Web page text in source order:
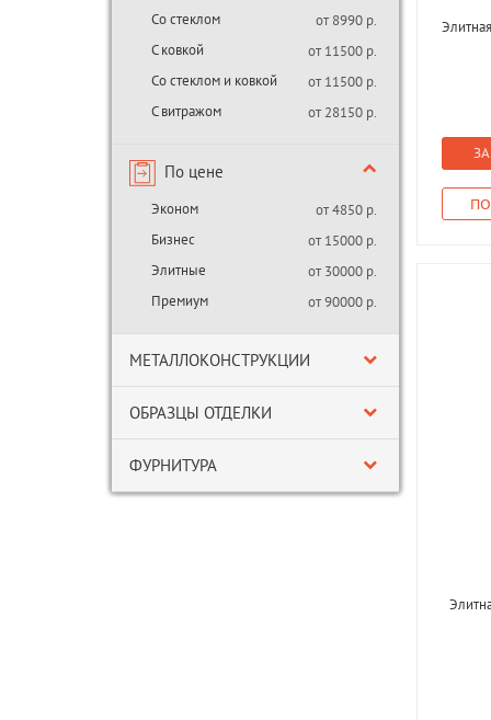
Со стеклом
от 8990 р.
С ковкой
от 11500 р.
Со стеклом и ковкой
от 11500 р.
С витражом
от 28150 р.
По цене
Эконом
от 4850 р.
Бизнес
от 15000 р.
Элитные
от 30000 р.
Премиум
от 90000 р.
МЕТАЛЛОКОНСТРУКЦИИ
ОБРАЗЦЫ ОТДЕЛКИ
ФУРНИТУРА